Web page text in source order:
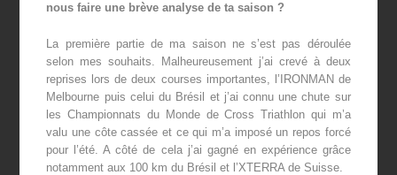
nous faire une brève analyse de ta saison ?
La première partie de ma saison ne s’est pas déroulée
selon mes souhaits. Malheureusement j’ai crevé à deux
reprises lors de deux courses importantes, l’IRONMAN de
Melbourne puis celui du Brésil et j’ai connu une chute sur
les Championnats du Monde de Cross Triathlon qui m’a
valu une côte cassée et ce qui m’a imposé un repos forcé
pour l’été. A côté de cela j’ai gagné en expérience grâce
notamment aux 100 km du Brésil et l’XTERRA de Suisse.